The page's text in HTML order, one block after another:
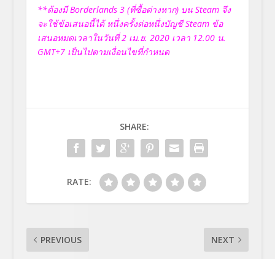
**ต้องมีBorderlands 3 (ที่ซื้อต่างหาก) บน Steam จึง
จะใช้ข้อเสนอนี้ได้ หนึ่งครั้งต่อหนึ่งบัญชี Steam ข้อ
เสนอหมดเวลาในวันที่ 2 เม.ย. 2020 เวลา 12.00 น.
GMT+7 เป็นไปตามเงื่อนไขที่กำหนด
SHARE:
RATE:
PREVIOUS NEXT